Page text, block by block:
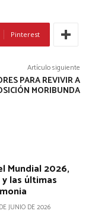
Pinterest
Artículo siguiente
PARA REVIVIR A
MORIBUNDA
Mundial 2026,
las últimas
JUNIO DE 2026